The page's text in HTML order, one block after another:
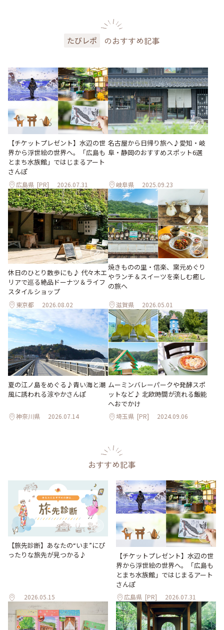
たびレポ のおすすめ記事
【チケットプレゼント】水辺の世
界から浮世絵の世界へ。「広島も
とまち水族館」ではじまるアート
さんぽ
広島県 [PR] 2026.07.31
名古屋から日帰り旅へ♪愛知・岐
阜・静岡のおすすめスポット6選
岐阜県 2025.09.23
休日のひとり散歩にも♪ 代々木エ
リアで巡る絶品ドーナツ＆ライフ
スタイルショップ
東京都 2026.08.02
焼きものの里・信楽、窯元めぐり
やランチ＆スイーツを楽しむ癒し
の旅へ
滋賀県 2026.05.01
夏の江ノ島をめぐる♪青い海と潮
風に誘われる涼やかさんぽ
神奈川県 2026.07.14
ムーミンバレーパークや発酵スポ
ットなど♪ 北欧時間が流れる飯能
へおでかけ
埼玉県 [PR] 2024.09.06
おすすめ記事
【旅先診断】あなたの“いま”にぴ
ったりな旅先が見つかる♪
2026.05.15
【チケットプレゼント】水辺の世
界から浮世絵の世界へ。「広島も
とまち水族館」ではじまるアート
さんぽ
広島県 [PR] 2026.07.31